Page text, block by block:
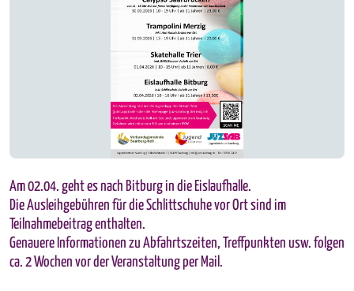
Am 02.04. geht es nach Bitburg in die Eislaufhalle.
Die Ausleihgebühren für die Schlittschuhe vor Ort sind im
Teilnahmebeitrag enthalten.
Genauere Informationen zu Abfahrtszeiten, Treffpunkten usw. folgen
ca. 2 Wochen vor der Veranstaltung per Mail.